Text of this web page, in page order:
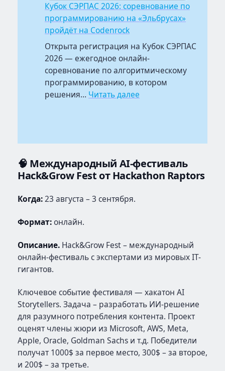
Кубок СЭРПАС 2026: соревнование по
программированию на «Эльбрусах»
пройдёт на Codenrock
Открыта регистрация на Кубок СЭРПАС
2026 — ежегодное онлайн-
соревнование по алгоритмическому
программированию, в котором
решения… Читать далее
соревнование
программированию
на
🧠 Международный AI-фестиваль
Hack&Grow Fest от Hackathon Raptors
Когда:23 августа – 3 сентября.
Формат:онлайн.
Описание. Hack&Grow Fest – международный
онлайн-фестиваль с экспертами из мировых IT-
гигантов.
Ключевое событие фестиваля — хакатон AI
Storytellers. Задача – разработать ИИ-решение
для разумного потребления контента. Проект
оценят члены жюри из Microsoft, AWS, Meta,
Apple, Oracle, Goldman Sachs и т.д. Победители
получат 1000$ за первое место, 300$ – за второе,
и 200$ – за третье.